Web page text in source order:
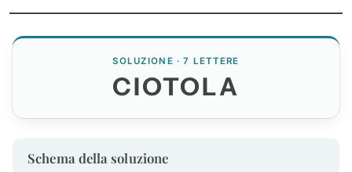
SOLUZIONE · 7 LETTERE
CIOTOLA
Schema della soluzione